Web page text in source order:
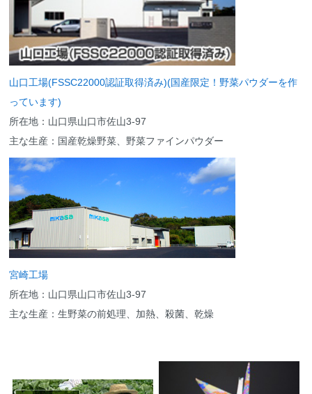
山口工場(FSSC22000認証取得済み)(国産限定！野菜パウダーを作
っています)
所在地：山口県山口市佐山3-97
主な生産：国産乾燥野菜、野菜ファインパウダー
宮崎工場
所在地：山口県山口市佐山3-97
主な生産：生野菜の前処理、加熱、殺菌、乾燥